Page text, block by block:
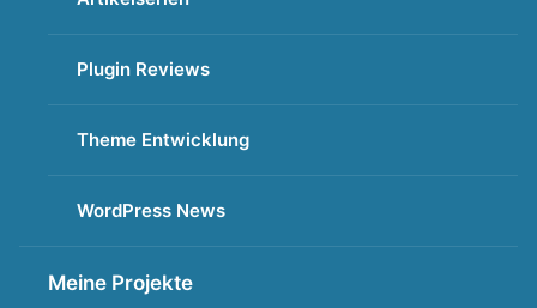
Plugin Reviews
Theme Entwicklung
WordPress News
Meine Projekte